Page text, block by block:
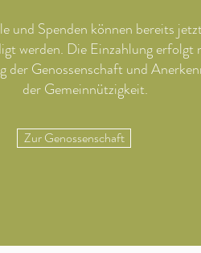
und Spenden können bereits
werden. Die Einzahlung erfolgt
der Genossenschaft und
der Gemeinnützigkeit.
Zur Genossenschaft